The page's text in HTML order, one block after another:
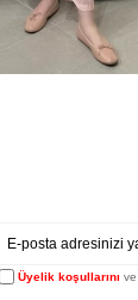
Üyelik koşullarını ve